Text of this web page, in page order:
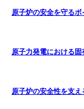
原子炉の安全を守るボ
原子力発電における固
原子炉の安全性を支え